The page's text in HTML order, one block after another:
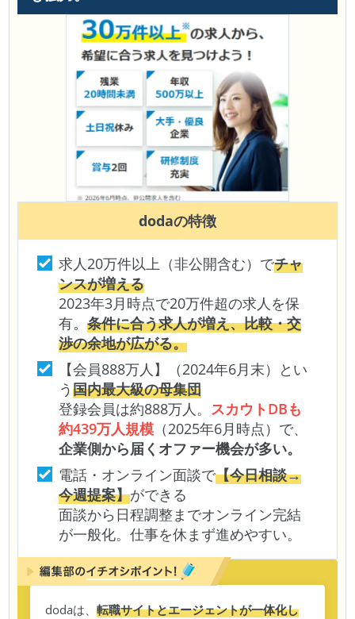
dodaの特徴
求人20万件以上（非公開含む）でチャ
ンスが増える
2023年3月時点で20万件超の求人を保
有。条件に合う求人が増え、比較・交
渉の余地が広がる。
【会員888万人】（2024年6月末）とい
う国内最大級の母集団
登録会員は約888万人。 スカウトDBも
約439万人規模 （2025年6月時点）で、
企業側から届くオファー機会が多い。
電話・オンライン面談で【今日相談→
今週提案】ができる
面談から日程調整までオンライン完結
が一般化。仕事を休まず進めやすい。
dodaは、転職サイトとエージェントが一体化し